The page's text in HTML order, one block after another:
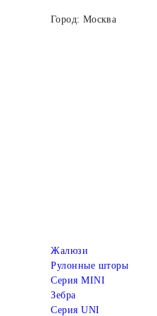
Город: Москва
Жалюзи
Рулонные шторы
Серия MINI
Зебра
Серия UNI